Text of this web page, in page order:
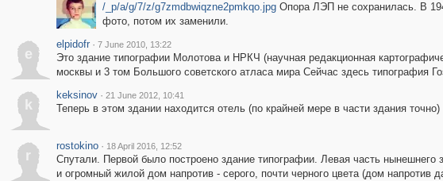
/_p/a/g/7/z/g7zmdbwiqzne2pmkqo.jpgОпора ЛЭП не сохранилась. В
фото, потом их заменили.
e
elpidofr · 7 June 2010, 13:22
Это здание типографии Молотова и НРКЧ (научная редакционная
москвы и 3 том Большого советского атласа мира Сейчас здесь типография
k
keksinov · 21 June 2012, 10:41
Теперь в этом здании находится отель (по крайней мере в части здания точно)
r
rostokino · 18 April 2016, 12:52
Спутали. Первой было построено здание типографии. Левая часть нынешнего
и огромный жилой дом напротив - серого, почти черного цвета (дом напротив